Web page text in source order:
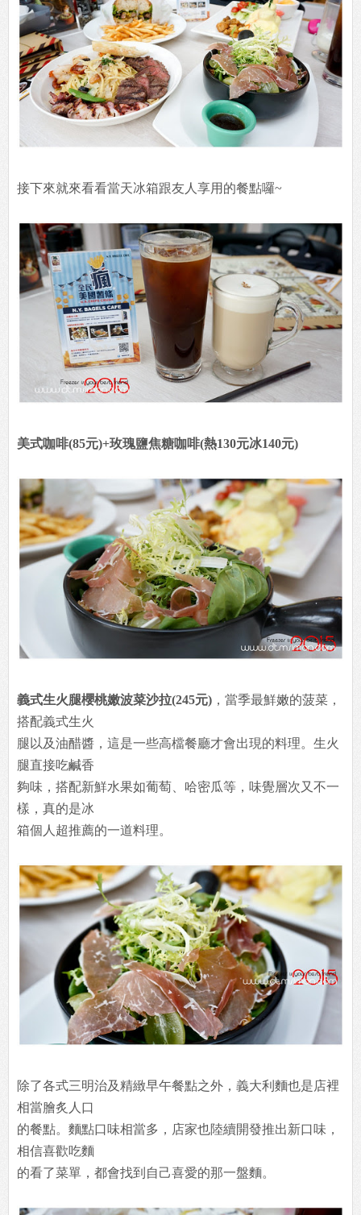
接下來就來看看當天冰箱跟友人享用的餐點囉~
美式咖啡(85元)+玫瑰鹽焦糖咖啡(熱130元冰140元)
義式生火腿櫻桃嫩波菜沙拉(245元) ，當季最鮮嫩的菠菜，
搭配義式生火
腿以及油醋醬，這是一些高檔餐廳才會出現的料理。生火
腿直接吃鹹香
夠味，搭配新鮮水果如葡萄、哈密瓜等，味覺層次又不一
樣，真的是冰
箱個人超推薦的一道料理。
除了各式三明治及精緻早午餐點之外，義大利麵也是店裡
相當膾炙人口
的餐點。麵點口味相當多，店家也陸續開發推出新口味，
相信喜歡吃麵
的看了菜單，都會找到自己喜愛的那一盤麵。